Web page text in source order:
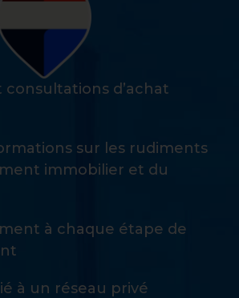
consultations d’achat
sur les rudiments
immobilier et du
à chaque étape de
à un réseau privé